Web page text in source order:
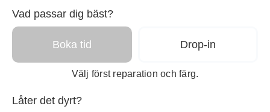
Vad passar dig bäst?
Boka tid Drop-in
Välj först reparation och färg.
Låter det dyrt?